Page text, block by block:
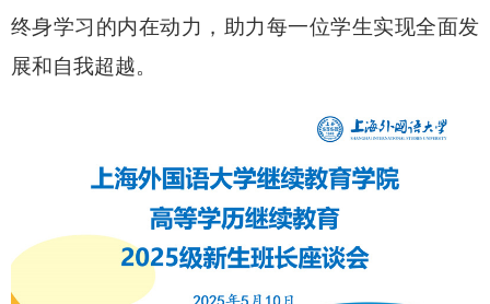
终身学习的内在动力，助力每一位学生实现全面发
展和自我超越。